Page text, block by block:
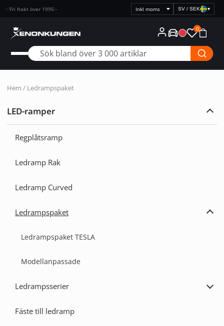
Fri frakt över 1995:-
Välj
prisvisning
SV / SEK ▾
0
Hem / Ledrampspaket
LED-ramper
Regplåtsramp
Ledramp Rak
Ledramp Curved
Ledrampspaket
Ledrampspaket TESLA
Modellanpassade
Ledrampsserier
Fäste till ledramp